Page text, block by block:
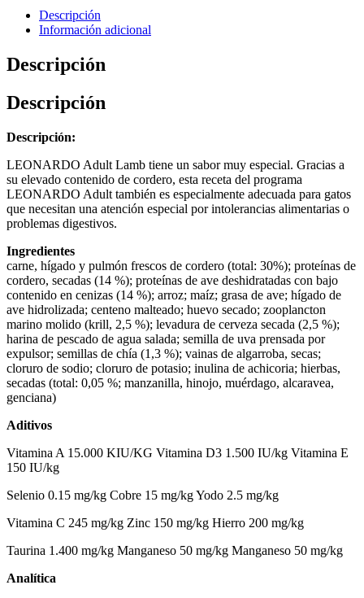
Descripción
Información adicional
Descripción
Descripción
Descripción:
LEONARDO Adult Lamb tiene un sabor muy especial. Gracias a
su elevado contenido de cordero, esta receta del programa
LEONARDO Adult también es especialmente adecuada para gatos
que necesitan una atención especial por intolerancias alimentarias o
problemas digestivos.
Ingredientes
carne, hígado y pulmón frescos de cordero (total: 30%); proteínas de
cordero, secadas (14 %); proteínas de ave deshidratadas con bajo
contenido en cenizas (14 %); arroz; maíz; grasa de ave; hígado de
ave hidrolizada; centeno malteado; huevo secado; zooplancton
marino molido (krill, 2,5 %); levadura de cerveza secada (2,5 %);
harina de pescado de agua salada; semilla de uva prensada por
expulsor; semillas de chía (1,3 %); vainas de algarroba, secas;
cloruro de sodio; cloruro de potasio; inulina de achicoria; hierbas,
secadas (total: 0,05 %; manzanilla, hinojo, muérdago, alcaravea,
genciana)
Aditivos
Vitamina A 15.000 KIU/KG Vitamina D3 1.500 IU/kg Vitamina E
150 IU/kg
Selenio 0.15 mg/kg Cobre 15 mg/kg Yodo 2.5 mg/kg
Vitamina C 245 mg/kg Zinc 150 mg/kg Hierro 200 mg/kg
Taurina 1.400 mg/kg Manganeso 50 mg/kg Manganeso 50 mg/kg
Analítica